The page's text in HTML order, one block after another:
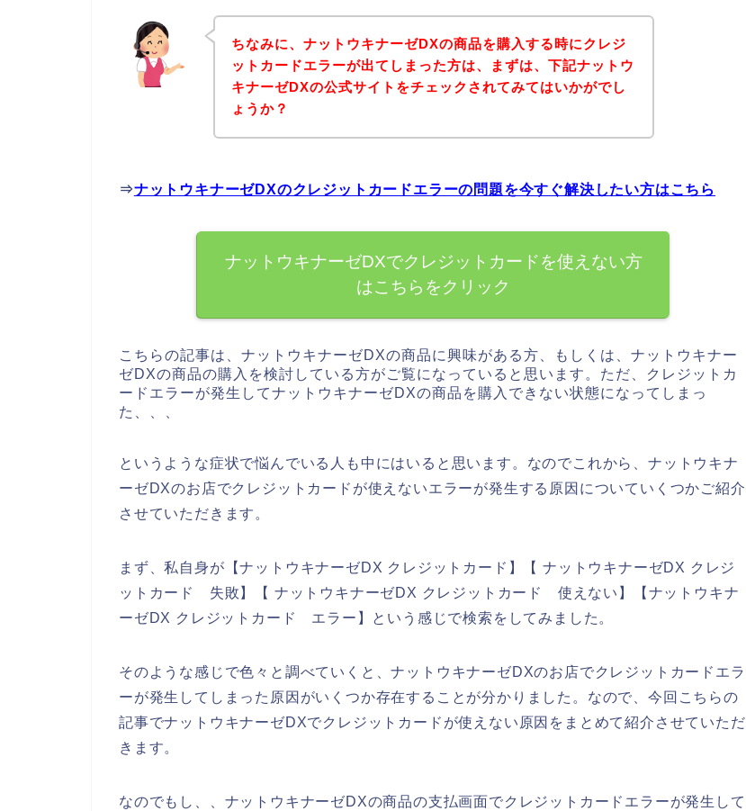
ちなみに、ナットウキナーゼDXの商品を購入する時にクレジ
ットカードエラーが出てしまった方は、まずは、下記ナットウ
キナーゼDXの公式サイトをチェックされてみてはいかがでし
ょうか？
⇒ナットウキナーゼDXのクレジットカードエラーの問題を今すぐ解決したい方はこちら
ナットウキナーゼDXでクレジットカードを使えない方
はこちらをクリック
こちらの記事は、ナットウキナーゼDXの商品に興味がある方、もしくは、ナットウキナー
ゼDXの商品の購入を検討している方がご覧になっていると思います。ただ、クレジットカ
ードエラーが発生してナットウキナーゼDXの商品を購入できない状態になってしまっ
た、、、
というような症状で悩んでいる人も中にはいると思います。なのでこれから、ナットウキナ
ーゼDXのお店でクレジットカードが使えないエラーが発生する原因についていくつかご紹介
させていただきます。
まず、私自身が【ナットウキナーゼDX クレジットカード】【 ナットウキナーゼDX クレジ
ットカード 失敗】【 ナットウキナーゼDX クレジットカード 使えない】【ナットウキナ
ーゼDX クレジットカード エラー】という感じで検索をしてみました。
そのような感じで色々と調べていくと、ナットウキナーゼDXのお店でクレジットカードエラ
ーが発生してしまった原因がいくつか存在することが分かりました。なので、今回こちらの
記事でナットウキナーゼDXでクレジットカードが使えない原因をまとめて紹介させていただ
きます。
なのでもし、、ナットウキナーゼDXの商品の支払画面でクレジットカードエラーが発生して